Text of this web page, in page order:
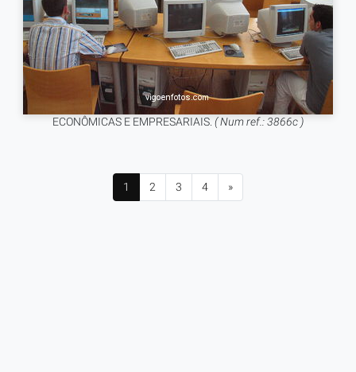
ECONÔMICAS E EMPRESARIAIS. ( Num ref.: 3866c )
1 2 3 4 »